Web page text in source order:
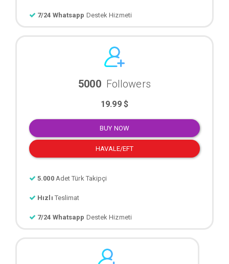
7/24 Whatsapp Destek Hizmeti
5000 Followers
19.99 $
BUY NOW
HAVALE/EFT
5.000 Adet Türk Takipçi
Hızlı Teslimat
7/24 Whatsapp Destek Hizmeti